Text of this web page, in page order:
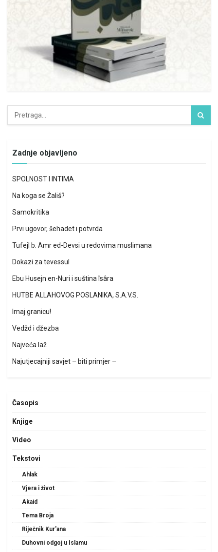
Zadnje objavljeno
SPOLNOST I INTIMA
Na koga se Žališ?
Samokritika
Prvi ugovor, šehadet i potvrda
Tufejl b. Amr ed-Devsi u redovima muslimana
Dokazi za tevessul
Ebu Husejn en-Nuri i suština îsâra
HUTBE ALLAHOVOG POSLANIKA, S.A.V.S.
Imaj granicu!
Vedžd i džezba
Najveća laž
Najutjecajniji savjet – biti primjer –
Časopis
Knjige
Video
Tekstovi
Ahlak
Vjera i život
Akaid
Tema Broja
Riječnik Kur'ana
Duhovni odgoj u Islamu